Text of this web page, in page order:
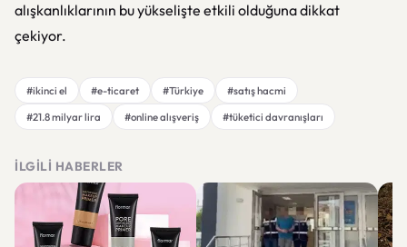
alışkanlıklarının bu yükselişte etkili olduğuna dikkat
çekiyor.
#ikinci el #e-ticaret #Türkiye
#satış hacmi
#21.8 milyar lira
#online alışveriş #tüketici davranışları
İLGILI HABERLER